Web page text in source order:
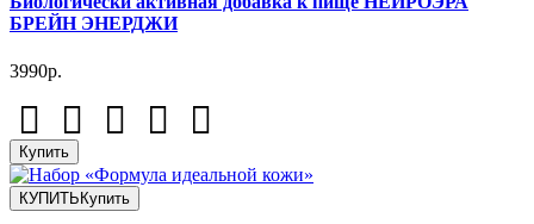
БРЕЙН ЭНЕРДЖИ
3990р.
Купить
КУПИТЬКупить